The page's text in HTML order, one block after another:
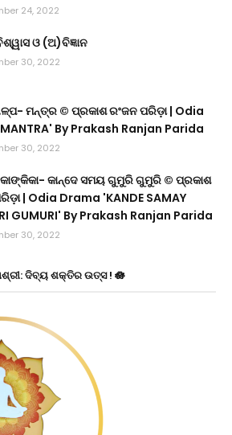
24, 2022
ଓ (ଅ)ବିଜ୍ଞାନ
30, 2022
ମନ୍ତ୍ର © ପ୍ରକାଶ ରଂଜନ ପରିଡ଼ା | Odia
By Prakash Ranjan Parida
30, 2022
କାନ୍ଦେ ସମୟ ଗୁମୁରି ଗୁମୁରି © ପ୍ରକାଶ
| Odia Drama 'KANDE SAMAY
GUMURI' By Prakash Ranjan Parida
30, 2022
ଦିବ୍ୟ ଶକ୍ତିର ଉତ୍ସ ! 🪷